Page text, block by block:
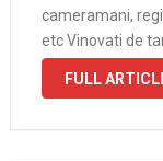
cameramani,
etc Vinovati de
in cel mai
un …
FULL